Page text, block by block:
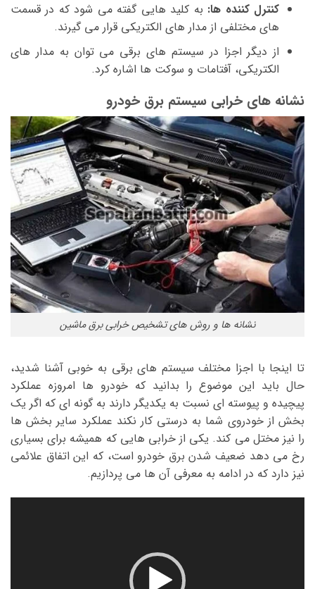
کنترل کننده ها: به کلید هایی گفته می شود که در قسمت
های مختلفی از مدار های الکتریکی قرار می گیرند.
از دیگر اجزا در سیستم های برقی می توان به مدار های
الکتریکی، آفتامات و سوکت ها اشاره کرد.
نشانه های خرابی سیستم برق خودرو
نشانه ها و روش های تشخیص خرابی برق ماشین
تا اینجا با اجزا مختلف سیستم های برقی به خوبی آشنا شدید،
حال باید این موضوع را بدانید که خودرو ها امروزه عملکرد
پیچیده و پیوسته ای نسبت به یکدیگر دارند به گونه ای که اگر یک
بخش از خودروی شما به درستی کار نکند عملکرد سایر بخش ها
را نیز مختل می کند. یکی از خرابی هایی که همیشه برای بسیاری
رخ می دهد ضعیف شدن برق خودرو است، که این اتفاق علائمی
نیز دارد که در ادامه به معرفی آن ها می پردازیم.